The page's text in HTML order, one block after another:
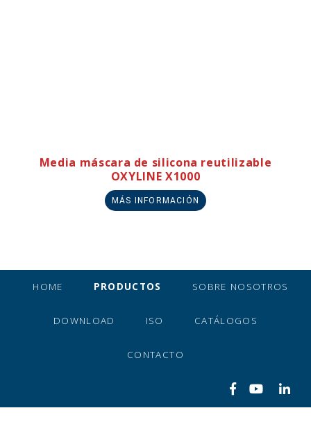
Media máscara de silicona reutilizable
OXYLINE X1000
MÁS INFORMACIÓN
HOME PRODUCTOS SOBRE NOSOTROS
DOWNLOAD ISO CATÁLOGOS
CONTACTO